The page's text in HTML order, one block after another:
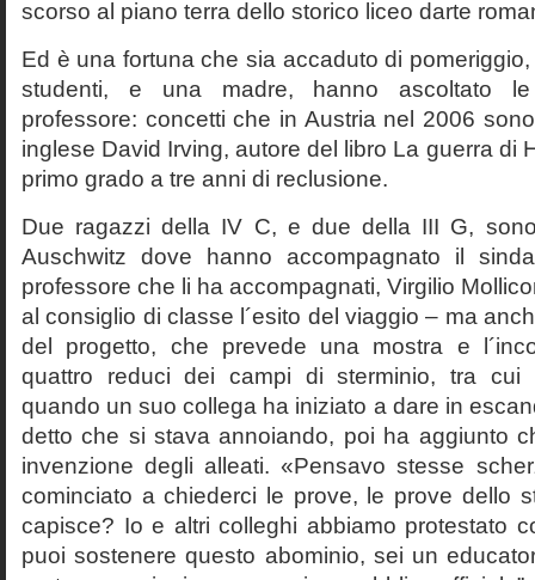
scorso al piano terra dello storico liceo darte
Ed è una fortuna che sia accaduto di
studenti, e una madre, hanno ascoltato le
professore: concetti che in Austria nel 2006
inglese David Irving, autore del libro La guerra di
primo grado a tre anni di reclusione.
Due ragazzi della IV C, e due della III G,
Auschwitz dove hanno accompagnato il
professore che li ha accompagnati, Virgilio
al consiglio di classe l´esito del viaggio – ma
del progetto, che prevede una mostra e
quattro reduci dei campi di sterminio, tra cui
quando un suo collega ha iniziato a dare in
detto che si stava annoiando, poi ha aggiunto
invenzione degli alleati. «Pensavo stesse
cominciato a chiederci le prove, le prove dello
capisce? Io e altri colleghi abbiamo protestato
puoi sostenere questo abominio, sei un